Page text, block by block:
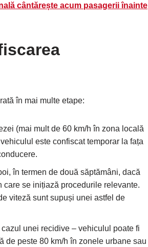
cântărește acum pasagerii înainte
în mai multe etape:
(mai mult de 60 km/h în zona locală
este confiscat temporar la fața
în termen de două săptămâni, dacă
se inițiază procedurile relevante.
viteză sunt supuși unei astfel de
unei recidive – vehiculul poate fi
de peste 80 km/h în zonele urbane sau